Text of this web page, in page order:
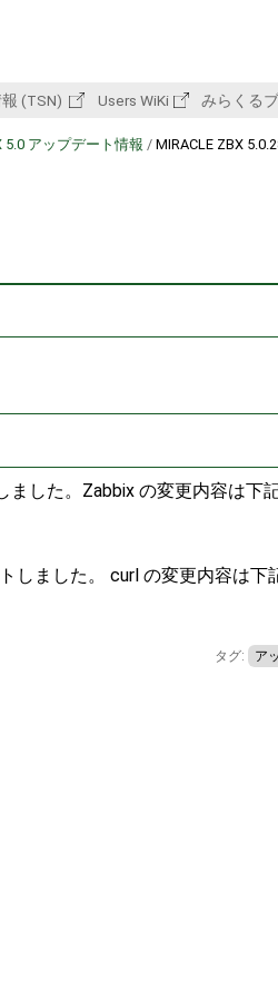
(TSN) Users WiKi みらくる
5.0 アップデート情報 / MIRACLE ZBX
ました。Zabbix の変更内容は下
しました。 curl の変更内容は下
タグ: ア